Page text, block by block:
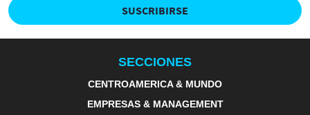
SUSCRIBIRSE
SECCIONES
CENTROAMERICA & MUNDO
EMPRESAS & MANAGEMENT